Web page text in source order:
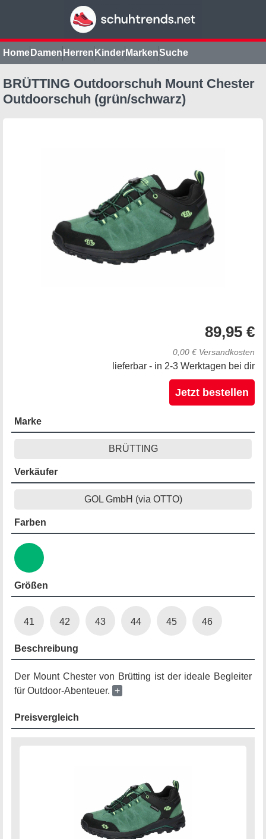
Home Damen Herren Kinder MarkenSuche
BRÜTTING Outdoorschuh Mount Chester
Outdoorschuh (grün/schwarz)
89,95 €
0,00 € Versandkosten
lieferbar - in 2-3 Werktagen bei dir
Jetzt bestellen
Marke
BRÜTTING
Verkäufer
GOL GmbH (via OTTO)
Farben
Größen
41 42 43 44 45 46
Beschreibung
Der Mount Chester von Brütting ist der ideale Begleiter
für Outdoor-Abenteuer. +
Preisvergleich